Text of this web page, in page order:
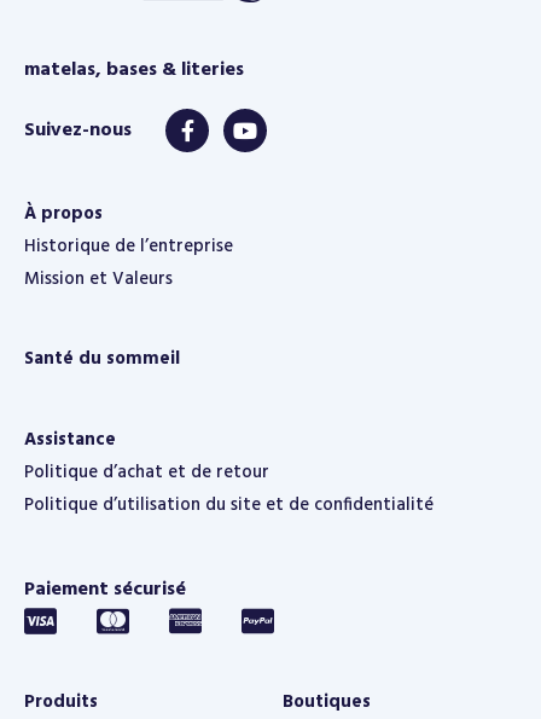
matelas, bases & literies
À propos
Historique de l’entreprise
Mission et Valeurs
Santé du sommeil
Assistance
Politique d’achat et de retour
Politique d’utilisation du site et de confidentialité
Paiement sécurisé
Produits
Boutiques